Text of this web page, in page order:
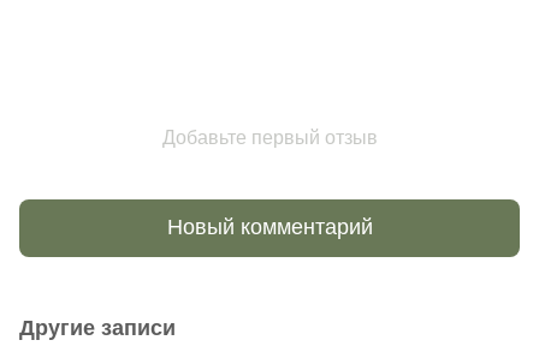
Добавьте первый отзыв
Новый комментарий
Другие записи